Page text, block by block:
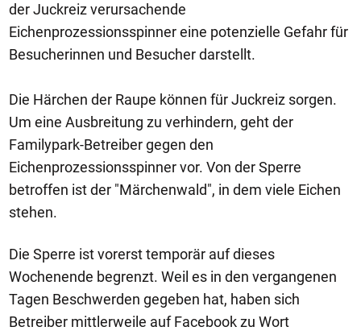
der Juckreiz verursachende
Eichenprozessionsspinner eine potenzielle Gefahr für
Besucherinnen und Besucher darstellt.
Die Härchen der Raupe können für Juckreiz sorgen.
Um eine Ausbreitung zu verhindern, geht der
Familypark-Betreiber gegen den
Eichenprozessionsspinner vor. Von der Sperre
betroffen ist der "Märchenwald", in dem viele Eichen
stehen.
Die Sperre ist vorerst temporär auf dieses
Wochenende begrenzt. Weil es in den vergangenen
Tagen Beschwerden gegeben hat, haben sich
Betreiber mittlerweile auf Facebook zu Wort